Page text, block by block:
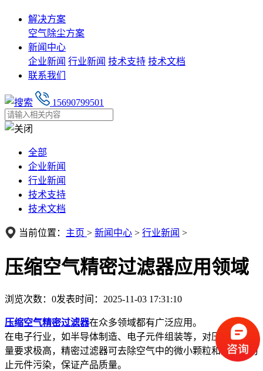
解决方案
空气除尘方案
新闻中心
企业新闻 行业新闻 技术支持 技术文档
联系我们
15690799501
全部
企业新闻
行业新闻
技术支持
技术文档
当前位置： 主页 > 新闻中心 > 行业新闻 >
压缩空气精密过滤器应用领域
浏览次数： 0发表时间：2025-11-03 17:31:10
压缩空气精密过滤器在众多领域都有广泛应用。
在电子行业，如半导体制造、电子元件组装等，对压缩空气质
量要求极高，精密过滤器可去除空气中的微小颗粒和油雾，防
止元件污染，保证产品质量。